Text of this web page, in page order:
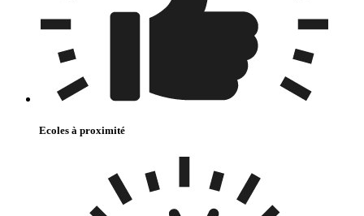
Ecoles à proximité